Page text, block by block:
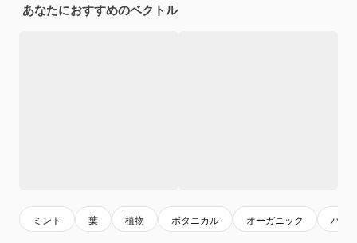
あなたにおすすめのベクトル
ミント 葉 植物 ボタニカル オーガニック ハー